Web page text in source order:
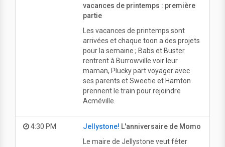
vacances de printemps : première
partie
Les vacances de printemps sont
arrivées et chaque toon a des projets
pour la semaine ; Babs et Buster
rentrent à Burrowville voir leur
maman, Plucky part voyager avec
ses parents et Sweetie et Hamton
prennent le train pour rejoindre
Acméville.
4:30 PM Jellystone! L'anniversaire de Momo
Le maire de Jellystone veut fêter